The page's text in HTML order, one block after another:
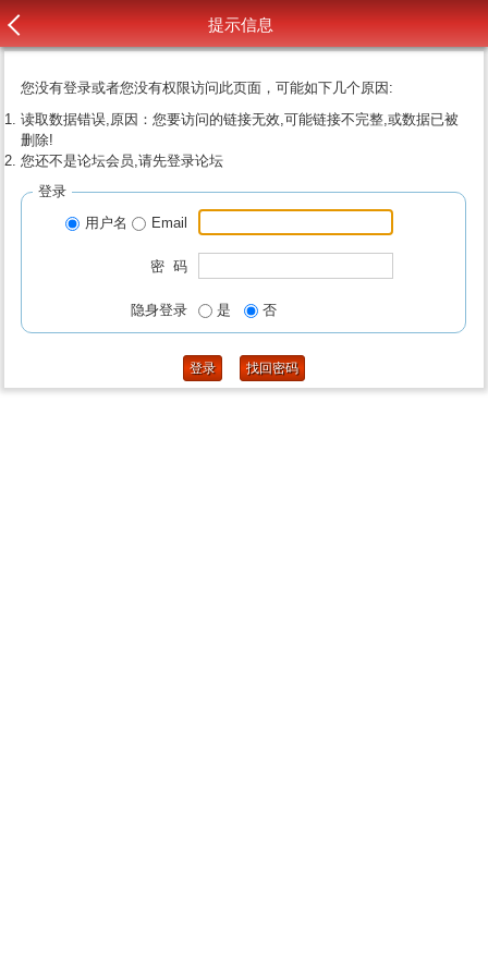
提示信息
您没有登录或者您没有权限访问此页面，可能如下几个原因:
读取数据错误,原因：您要访问的链接无效,可能链接不完整,或数据已被
删除!
您还不是论坛会员,请先登录论坛
登录
用户名
Email
密 码
隐身登录 是 否